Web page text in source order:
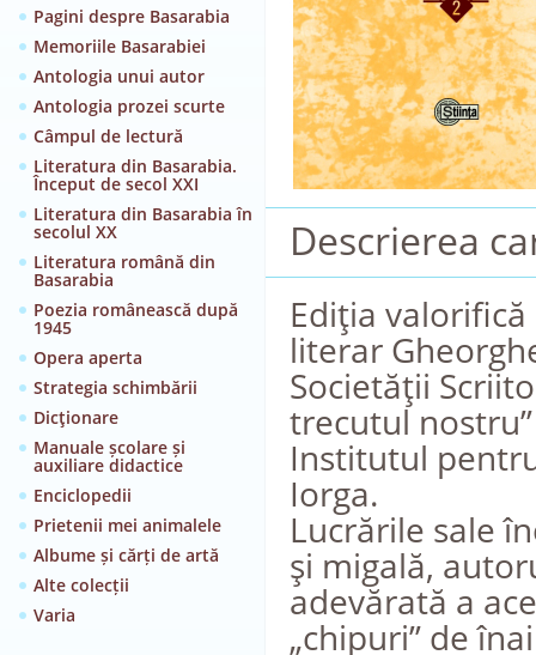
Pagini despre Basarabia
Memoriile Basarabiei
Antologia unui autor
Antologia prozei scurte
Câmpul de lectură
Literatura din Basarabia.
Început de secol XXI
Literatura din Basarabia în
secolul XX
Literatura română din
Basarabia
Poezia românească după
1945
Opera aperta
Strategia schimbării
Dicţionare
Manuale școlare și
auxiliare didactice
Enciclopedii
Prietenii mei animalele
Albume și cărți de artă
Alte colecții
Varia
Descrierea
Ediţia
literar
Societăţii
trecutul
Institutul
Iorga.
Lucrările sale
şi migală,
adevărată a
„chipuri” de